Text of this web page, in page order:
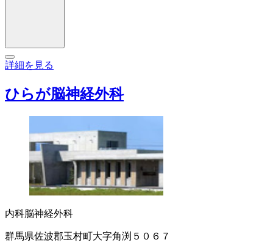
詳細を見る
ひらが脳神経外科
内科脳神経外科
群馬県佐波郡玉村町大字角渕５０６７